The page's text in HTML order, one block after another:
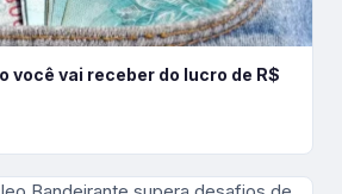
você vai receber do lucro de R$